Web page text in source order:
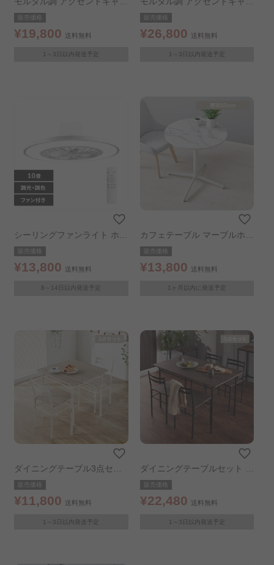
ネット 幅約79.5cm
販売価格
¥19,800 送料無料
1～3日以内発送予定
ネット 幅約119.5cm
販売価格
¥26,800 送料無料
1～3日以内発送予定
シーリングファンライト ホワ
イト
販売価格
¥13,800 送料無料
8～14日以内発送予定
カフェテーブル マーブルホワ
イト
販売価格
¥13,800 送料無料
1ヶ月以内に発送予定
ダイニングテーブル3点セッ
ト ナチュラル
販売価格
¥11,800 送料無料
1～3日以内発送予定
ダイニングテーブルセット 4
人用 5点セット ブラウン
販売価格
¥22,480 送料無料
1～3日以内発送予定